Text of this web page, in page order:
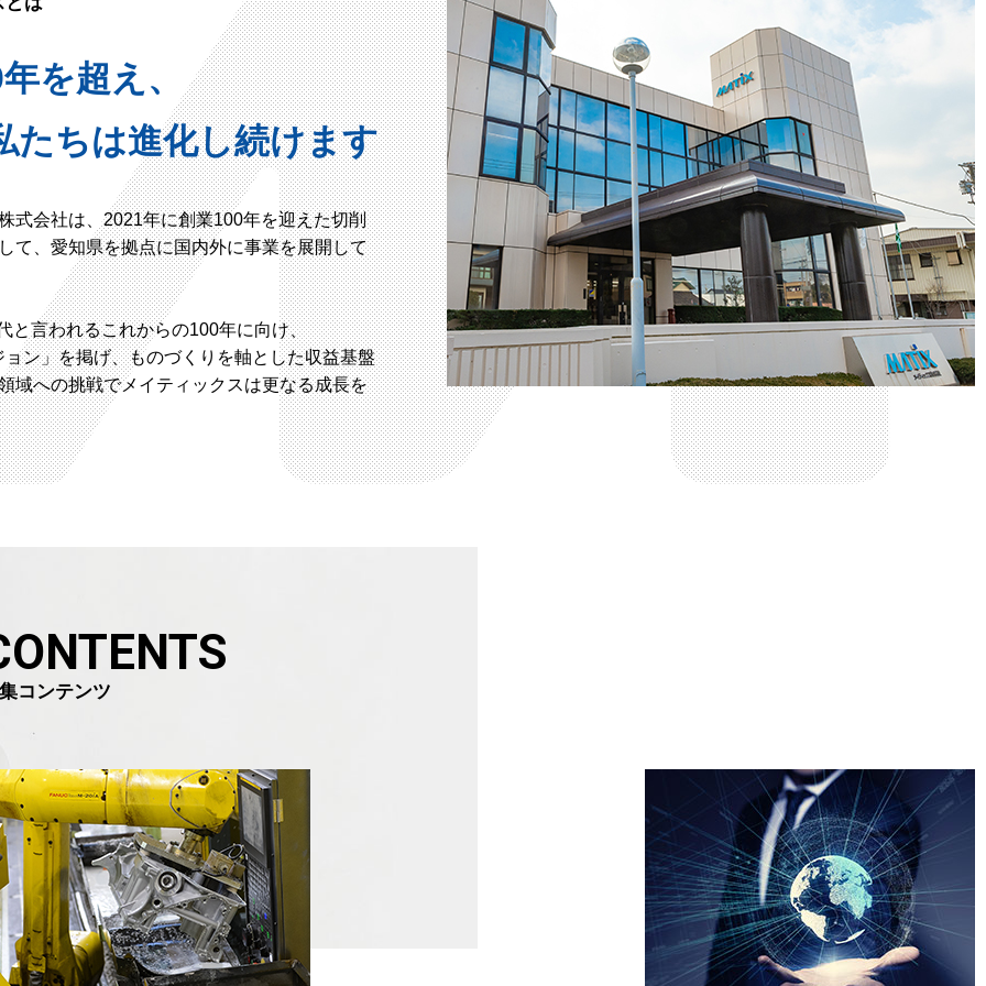
を超え、
たちは進化し続けます
式会社は、2021年に創業100年を迎えた切削
て、愛知県を拠点に国内外に事業を展開して
と言われるこれからの100年に向け、
ン」を掲げ、ものづくりを軸とした収益基盤
域への挑戦でメイティックスは更なる成長を
コンテンツ